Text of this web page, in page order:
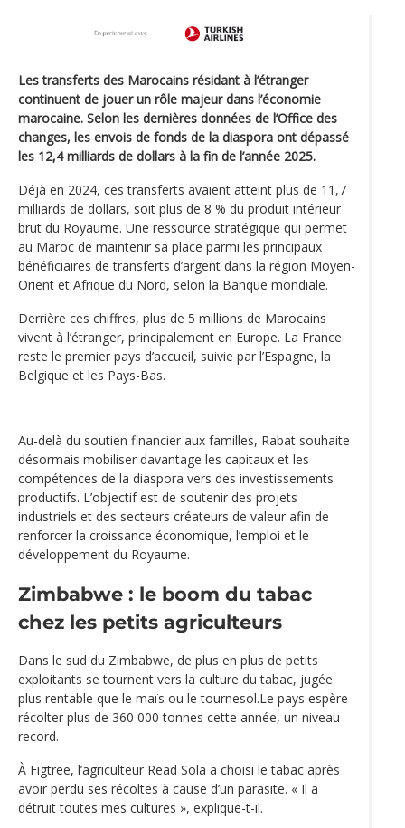
Les transferts des Marocains résidant à l’étranger
continuent de jouer un rôle majeur dans l’économie
marocaine. Selon les dernières données de l’Office des
changes, les envois de fonds de la diaspora ont dépassé
les 12,4 milliards de dollars à la fin de l’année 2025.
Déjà en 2024, ces transferts avaient atteint plus de 11,7
milliards de dollars, soit plus de 8 % du produit intérieur
brut du Royaume. Une ressource stratégique qui permet
au Maroc de maintenir sa place parmi les principaux
bénéficiaires de transferts d’argent dans la région Moyen-
Orient et Afrique du Nord, selon la Banque mondiale.
Derrière ces chiffres, plus de 5 millions de Marocains
vivent à l’étranger, principalement en Europe. La France
reste le premier pays d’accueil, suivie par l’Espagne, la
Belgique et les Pays-Bas.
Au-delà du soutien financier aux familles, Rabat souhaite
désormais mobiliser davantage les capitaux et les
compétences de la diaspora vers des investissements
productifs. L’objectif est de soutenir des projets
industriels et des secteurs créateurs de valeur afin de
renforcer la croissance économique, l’emploi et le
développement du Royaume.
Zimbabwe : le boom du tabac
chez les petits agriculteurs
Dans le sud du Zimbabwe, de plus en plus de petits
exploitants se tournent vers la culture du tabac, jugée
plus rentable que le maïs ou le tournesol.Le pays espère
récolter plus de 360 000 tonnes cette année, un niveau
record.
À Figtree, l’agriculteur Read Sola a choisi le tabac après
avoir perdu ses récoltes à cause d’un parasite. « Il a
détruit toutes mes cultures », explique-t-il.